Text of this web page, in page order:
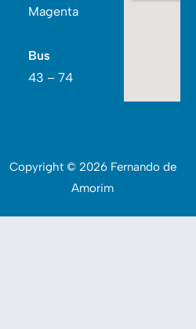
Magenta
Bus
43 – 74
Copyright © 2026 Fernando de
Amorim